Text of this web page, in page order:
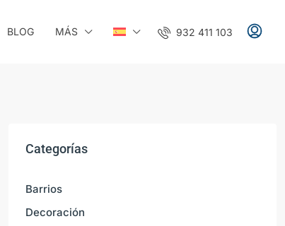
BLOG MÁS 932 411 103
Categorías
Barrios
Decoración